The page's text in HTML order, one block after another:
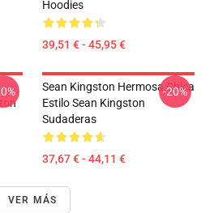
Hoodies
39,51 € - 45,95 €
Sean Kingston Hermosa Chica
Estilo Sean Kingston
Sudaderas
37,67 € - 44,11 €
-20%
VER MÁS